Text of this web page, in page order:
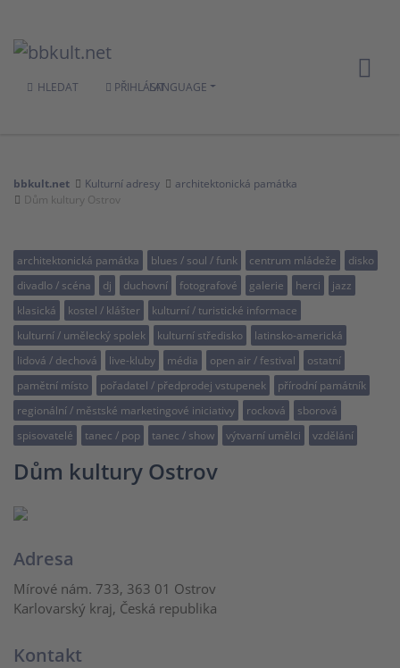
HLEDAT PŘIHLÁSITLANGUAGE
bbkult.net Kulturní adresy
architektonická památka
Dům kultury Ostrov
architektonická památka blues / soul / funk centrum mládeže
disko
divadlo / scéna
dj duchovní fotografové galerie herci
jazz
klasická
kostel / klášter
kulturní / turistické informace
kulturní / umělecký spolek
kulturní středisko
latinsko-americká
lidová / dechová
live-kluby média open air / festival
ostatní
pamětní místo
pořadatel / předprodej vstupenek
přírodní památník
regionální / městské marketingové iniciativy
rocková
sborová
spisovatelé
tanec / pop tanec / show výtvarní umělci vzdělání
Dům kultury Ostrov
Adresa
Mírové nám. 733, 363 01 Ostrov
Karlovarský kraj, Česká republika
Kontakt